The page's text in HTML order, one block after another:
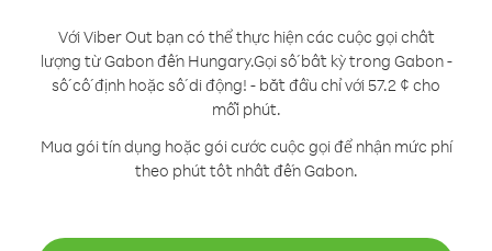
Với Viber Out bạn có thể thực hiện các cuộc gọi chất
lượng từ Gabon đến Hungary.Gọi số bất kỳ trong Gabon -
số cố định hoặc số di động! - bắt đầu chỉ với 57.2 ¢ cho
mỗi phút.
Mua gói tín dụng hoặc gói cước cuộc gọi để nhận mức phí
theo phút tốt nhất đến Gabon.